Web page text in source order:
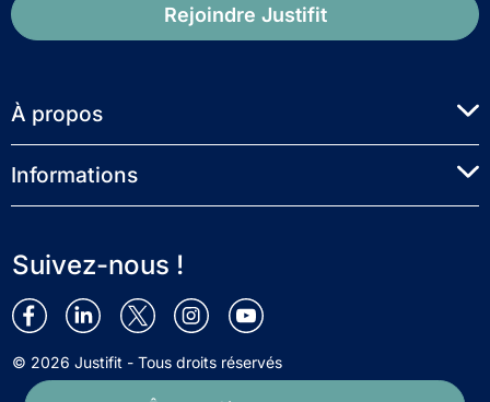
Rejoindre Justifit
À propos
Informations
Suivez-nous !
© 2026 Justifit - Tous droits réservés